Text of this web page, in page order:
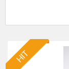
HIT